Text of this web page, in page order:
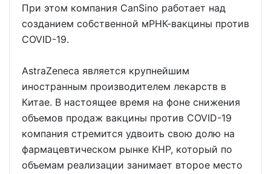
При этом компания CanSino работает над
созданием собственной мРНК-вакцины против
COVID-19.
AstraZeneca является крупнейшим
иностранным производителем лекарств в
Китае. В настоящее время на фоне снижения
объемов продаж вакцины против COVID-19
компания стремится удвоить свою долю на
фармацевтическом рынке КНР, который по
объемам реализации занимает второе место